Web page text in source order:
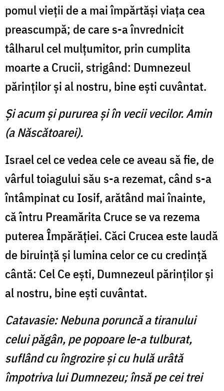
pomul vieţii de a mai împărtăşi viaţa cea
preascumpă; de care s-a învrednicit
tâlharul cel mulţumitor, prin cumplita
moarte a Crucii, strigând: Dumnezeul
părinţilor şi al nostru, bine eşti cuvântat.
Şi acum şi pururea şi în vecii vecilor. Amin
(a Născătoarei).
Israel cel ce vedea cele ce aveau să fie, de
vârful toiagului său s-a rezemat, când s-a
întâmpinat cu Iosif, arătând mai înainte,
că întru Preamărita Cruce se va rezema
puterea Împărăţiei. Căci Crucea este laudă
de biruinţă şi lumina celor ce cu credinţă
cântă: Cel Ce eşti, Dumnezeul părinţilor şi
al nostru, bine eşti cuvântat.
Catavasie: Nebuna poruncă a tiranului
celui păgân, pe popoare le-a tulburat,
suflând cu îngrozire şi cu hulă urâtă
împotriva lui Dumnezeu; însă pe cei trei